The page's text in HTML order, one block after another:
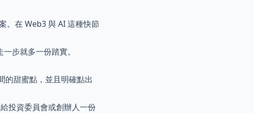
。在 Web3 與 AI 這種快節
步就多一份踏實。
的甜蜜點，並且明確點出
投資委員會或創辦人一份